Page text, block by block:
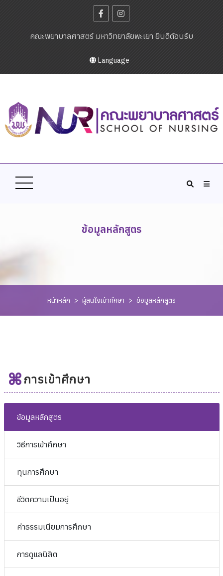
คณะพยาบาลศาสตร์ มหาวิทยาลัยพะเยา ยินดีต้อนรับ
Language
ข้อมูลหลักสูตร
หน้าหลัก > ผู้สนใจเข้าศึกษา > ข้อมูลหลักสูตร
การเข้าศึกษา
ข้อมูลหลักสูตร
วิธีการเข้าศึกษา
ทุนการศึกษา
ชีวิตความเป็นอยู่
ค่าธรรมเนียมการศึกษา
การดูแลนิสิต